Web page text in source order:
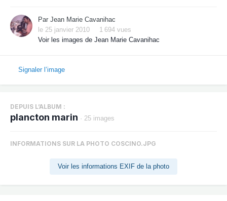
Par Jean Marie Cavanihac
le 25 janvier 2010
1 694 vues
Voir les images de Jean Marie Cavanihac
Signaler l’image
DEPUIS L’ALBUM :
plancton marin · 25 images
INFORMATIONS SUR LA PHOTO COSCINO.JPG
Voir les informations EXIF de la photo